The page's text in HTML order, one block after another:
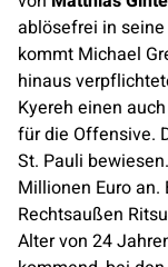
ablösefrei in
kommt Michael
hinaus
Kyereh einen
für die Offensive.
St. Pauli
Millionen Euro an.
Rechtsaußen
Alter von 24